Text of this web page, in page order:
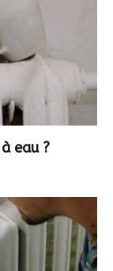
eau ?